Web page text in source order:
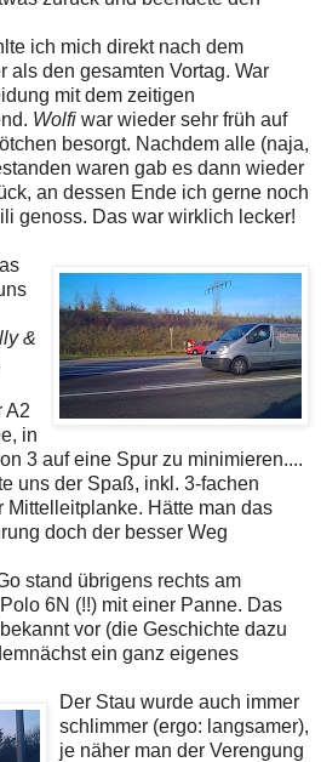
ich mich direkt nach dem
als den gesamten Vortag. War
mit dem zeitigen
Wolfi war wieder sehr früh auf
besorgt. Nachdem alle (naja,
waren gab es dann wieder
an dessen Ende ich gerne noch
genoss. Das war wirklich lecker!
&
A2
in
3 auf eine Spur zu minimieren....
uns der Spaß, inkl. 3-fachen
Mittelleitplanke. Hätte man das
doch der besser Weg
stand übrigens rechts am
6N (!!) mit einer Panne. Das
vor (die Geschichte dazu
ein ganz eigenes
Der Stau wurde auch immer
schlimmer (ergo: langsamer),
je näher man der Verengung